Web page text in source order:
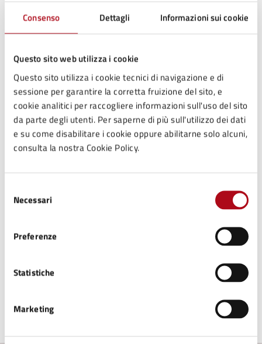
Consenso Dettagli Informazioni sui cookie
Questo sito web utilizza i cookie
Questo sito utilizza i cookie tecnici di navigazione e di
sessione per garantire la corretta fruizione del sito, e
cookie analitici per raccogliere informazioni sull'uso del sito
da parte degli utenti. Per saperne di più sull'utilizzo dei dati
e su come disabilitare i cookie oppure abilitarne solo alcuni,
consulta la nostra Cookie Policy.
delNecessari
Preferenze
Statistiche
Marketing
LUG
01:00 - Fine evento
Contatti
Ufficio Scuola, Cultura, Turismo
E-mail: